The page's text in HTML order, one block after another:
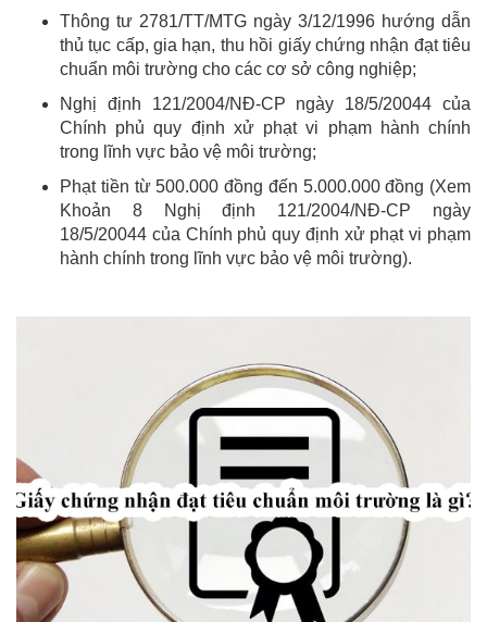
Thông tư 2781/TT/MTG ngày 3/12/1996 hướng dẫn
thủ tục cấp, gia hạn, thu hồi giấy chứng nhận đạt tiêu
chuẩn môi trường cho các cơ sở công nghiệp;
Nghị định 121/2004/NĐ-CP ngày 18/5/20044 của
Chính phủ quy định xử phạt vi phạm hành chính
trong lĩnh vực bảo vệ môi trường;
Phạt tiền từ 500.000 đồng đến 5.000.000 đồng (Xem
Khoản 8 Nghị định 121/2004/NĐ-CP ngày
18/5/20044 của Chính phủ quy định xử phạt vi phạm
hành chính trong lĩnh vực bảo vệ môi trường).